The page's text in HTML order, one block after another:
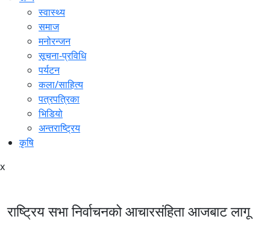
स्वास्थ्य
समाज
मनोरन्जन
सूचना-प्रविधि
पर्यटन
कला/साहित्य
पत्रपत्रिका
भिडियो
अन्तराष्ट्रिय
कृषि
x
राष्ट्रिय सभा निर्वाचनको आचारसंहिता आजबाट लागू